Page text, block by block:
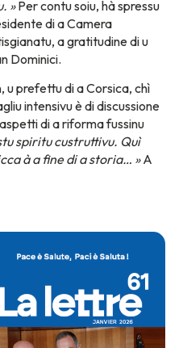
»Per contu soiu, hà spressu
di a Camera
a gratitudine di u
Dominici.
u prefettu di a Corsica, chì
intensivu è di discussione
di a riforma fussinu
spiritu custruttivu. Quì
à a fine di a storia… »A